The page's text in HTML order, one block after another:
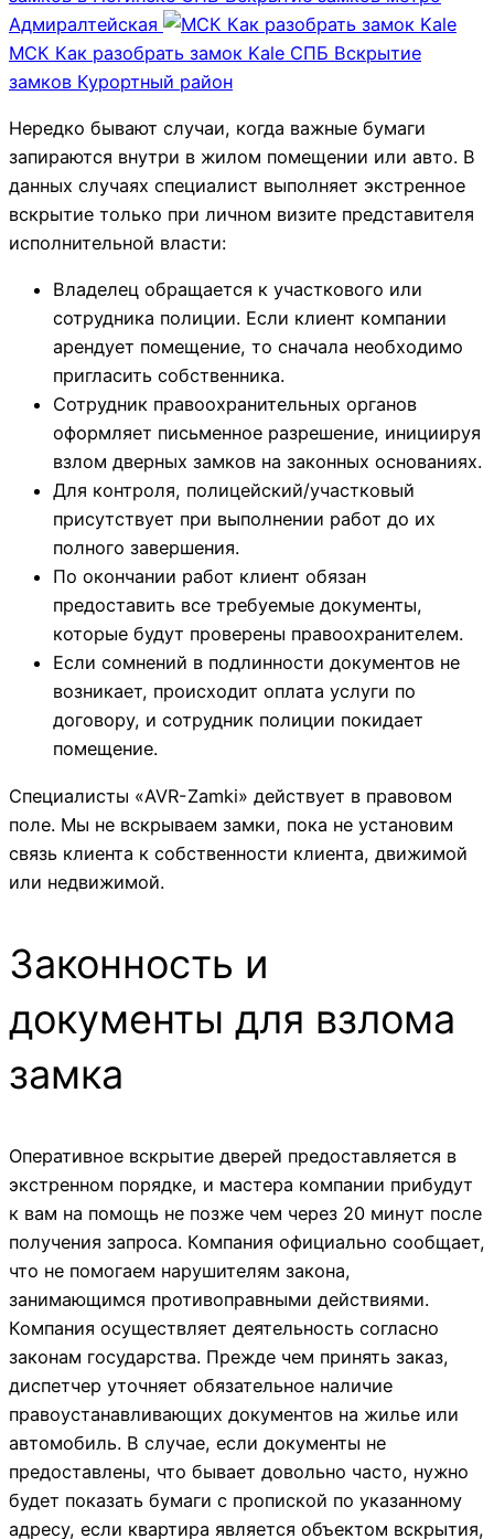
Адмиралтейская
МСК Как разобрать замок Kale СПБ Вскрытие
замков Курортный район
Нередко бывают случаи, когда важные бумаги
запираются внутри в жилом помещении или авто. В
данных случаях специалист выполняет экстренное
вскрытие только при личном визите представителя
исполнительной власти:
Владелец обращается к участкового или
сотрудника полиции. Если клиент компании
арендует помещение, то сначала необходимо
пригласить собственника.
Сотрудник правоохранительных органов
оформляет письменное разрешение, инициируя
взлом дверных замков на законных основаниях.
Для контроля, полицейский/участковый
присутствует при выполнении работ до их
полного завершения.
По окончании работ клиент обязан
предоставить все требуемые документы,
которые будут проверены правоохранителем.
Если сомнений в подлинности документов не
возникает, происходит оплата услуги по
договору, и сотрудник полиции покидает
помещение.
Специалисты «AVR-Zamki» действует в правовом
поле. Мы не вскрываем замки, пока не установим
связь клиента к собственности клиента, движимой
или недвижимой.
Законность и
документы для взлома
замка
Оперативное вскрытие дверей предоставляется в
экстренном порядке, и мастера компании прибудут
к вам на помощь не позже чем через 20 минут после
получения запроса. Компания официально сообщает,
что не помогаем нарушителям закона,
занимающимся противоправными действиями.
Компания осуществляет деятельность согласно
законам государства. Прежде чем принять заказ,
диспетчер уточняет обязательное наличие
правоустанавливающих документов на жилье или
автомобиль. В случае, если документы не
предоставлены, что бывает довольно часто, нужно
будет показать бумаги с пропиской по указанному
адресу, если квартира является объектом вскрытия,